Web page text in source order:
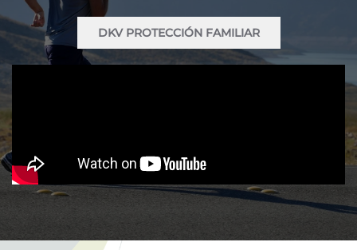
DKV PROTECCIÓN FAMILIAR